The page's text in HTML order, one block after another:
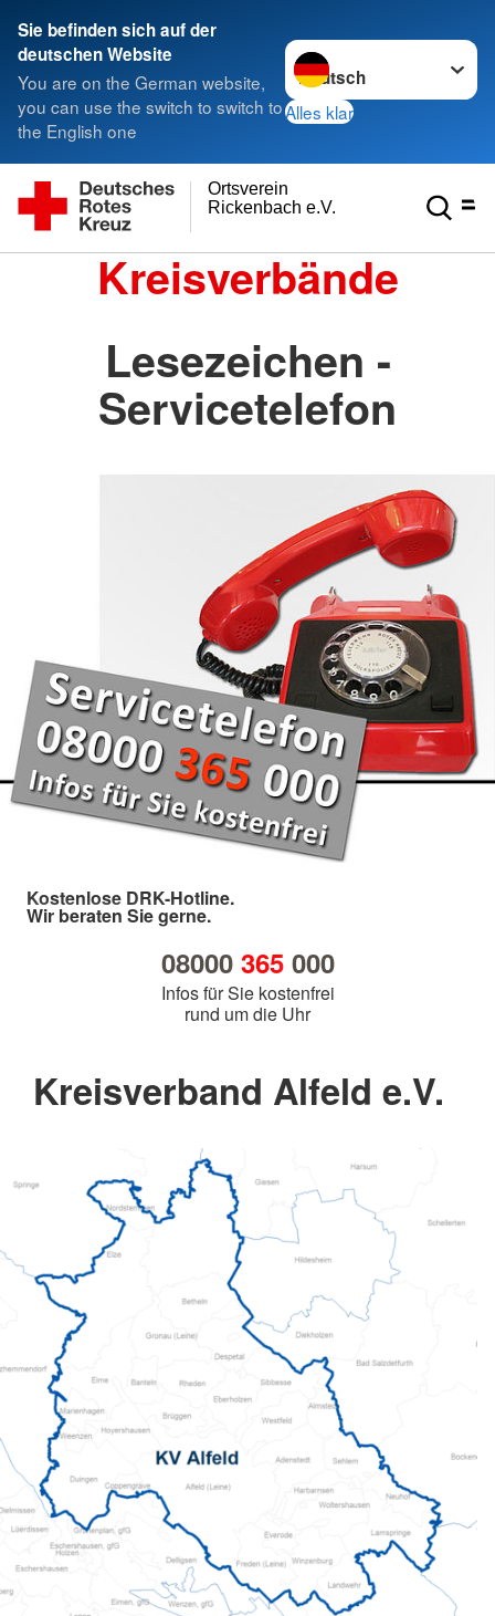
Sie befinden sich auf der
deutschen Website
You are on the German website,
you can use the switch to switch to
the English one
Sprache wechseln zu
Alles klar
Rickenbach e.V.
Ortsverein
Kreisverbände
Lesezeichen -
Servicetelefon
Kostenlose DRK-Hotline.
Wir beraten Sie gerne.
08000 365000
Infos für Sie kostenfrei
rund um die Uhr
Kreisverband Alfeld e.V.